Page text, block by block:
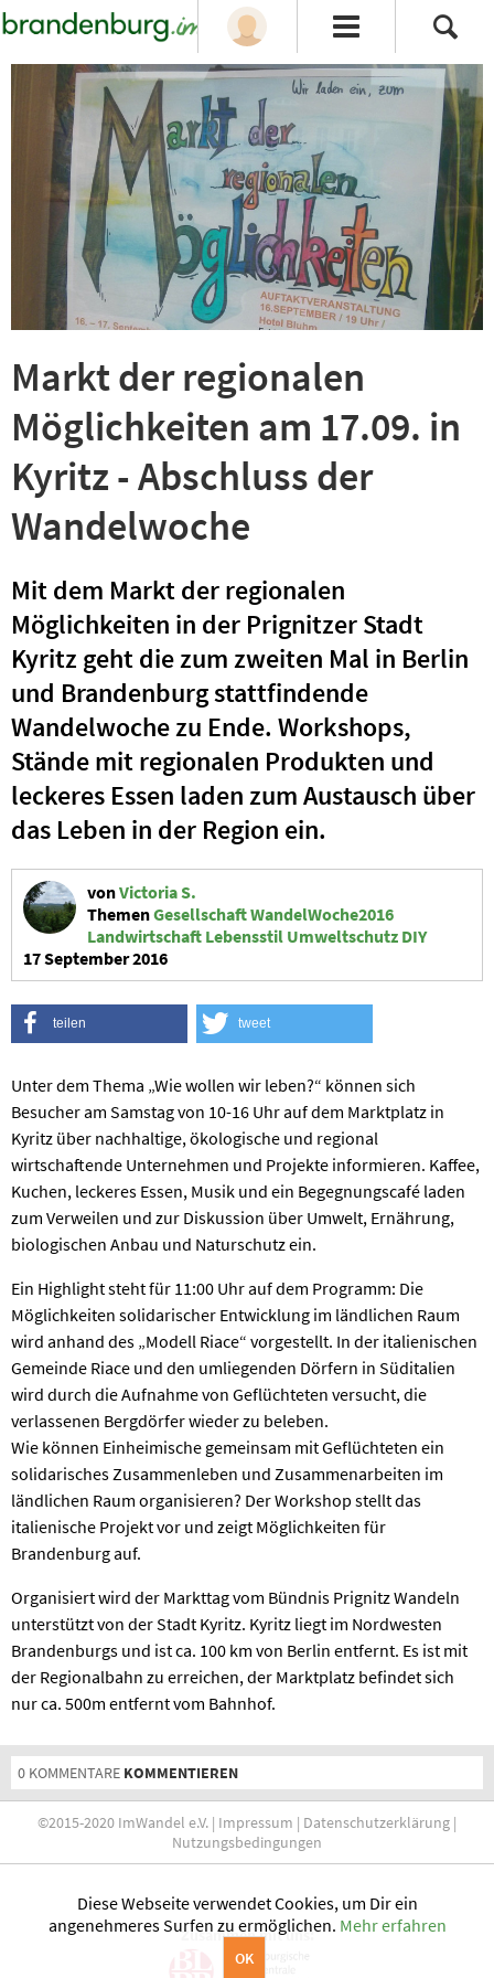
Markt der regionalen
Möglichkeiten am 17.09. in
Kyritz - Abschluss der
Wandelwoche
Mit dem Markt der regionalen
Möglichkeiten in der Prignitzer Stadt
Kyritz geht die zum zweiten Mal in Berlin
und Brandenburg stattfindende
Wandelwoche zu Ende. Workshops,
Stände mit regionalen Produkten und
leckeres Essen laden zum Austausch über
das Leben in der Region ein.
vonVictoria S.
ThemenGesellschaftWandelWoche2016
Landwirtschaft Lebensstil Umweltschutz DIY
17 September 2016
teilen tweet
Unter dem Thema „Wie wollen wir leben?“ können sich
Besucher am Samstag von 10-16 Uhr auf dem Marktplatz in
Kyritz über nachhaltige, ökologische und regional
wirtschaftende Unternehmen und Projekte informieren. Kaffee,
Kuchen, leckeres Essen, Musik und ein Begegnungscafé laden
zum Verweilen und zur Diskussion über Umwelt, Ernährung,
biologischen Anbau und Naturschutz ein.
Ein Highlight steht für 11:00 Uhr auf dem Programm: Die
Möglichkeiten solidarischer Entwicklung im ländlichen Raum
wird anhand des „Modell Riace“ vorgestellt. In der italienischen
Gemeinde Riace und den umliegenden Dörfern in Süditalien
wird durch die Aufnahme von Geflüchteten versucht, die
verlassenen Bergdörfer wieder zu beleben.
Wie können Einheimische gemeinsam mit Geflüchteten ein
solidarisches Zusammenleben und Zusammenarbeiten im
ländlichen Raum organisieren? Der Workshop stellt das
italienische Projekt vor und zeigt Möglichkeiten für
Brandenburg auf.
Organisiert wird der Markttag vom Bündnis Prignitz Wandeln
unterstützt von der Stadt Kyritz. Kyritz liegt im Nordwesten
Brandenburgs und ist ca. 100 km von Berlin entfernt. Es ist mit
der Regionalbahn zu erreichen, der Marktplatz befindet sich
nur ca. 500m entfernt vom Bahnhof.
0 KOMMENTARE KOMMENTIEREN
©2015-2020 ImWandel e.V. | Impressum | Datenschutzerklärung |
Nutzungsbedingungen
Zusammen mit uns:
Diese Webseite verwendet Cookies, um Dir ein
angenehmeres Surfen zu ermöglichen. Mehr erfahren
OK